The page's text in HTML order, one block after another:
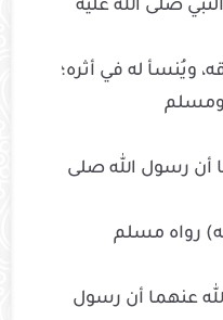
صلى الله عليه
ويُنسأ له في أثره؛
ومسلم
أن رسول الله صلى
رواه مسلم
عنهما أن رسول